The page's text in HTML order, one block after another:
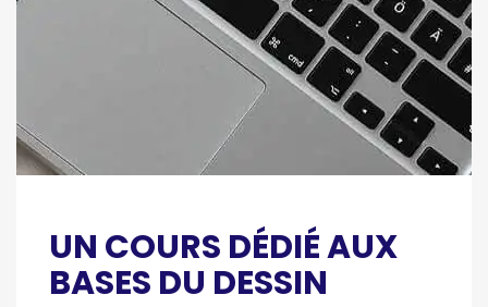
UN COURS DÉDIÉ AUX
BASES DU DESSIN